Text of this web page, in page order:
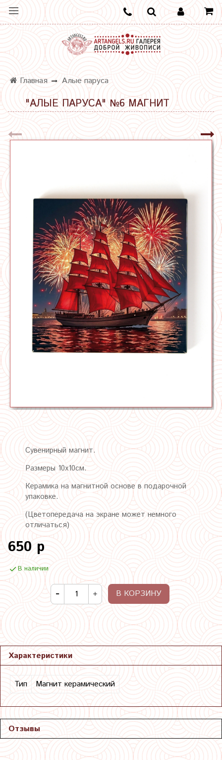
Главная Алые паруса
"АЛЫЕ ПАРУСА" №6 МАГНИТ
Сувенирный магнит.
Размеры 10х10см.
Керамика на магнитной основе в подарочной
упаковке.
(Цветопередача на экране может немного
отличаться)
650 р
В наличии
В КОРЗИНУ
Характеристики
Тип Магнит керамический
Отзывы